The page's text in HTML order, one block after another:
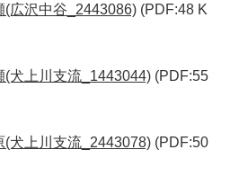
(広沢中谷_2443086) (PDF:48 K
(犬上川支流_1443044) (PDF:55
(犬上川支流_2443078) (PDF:50